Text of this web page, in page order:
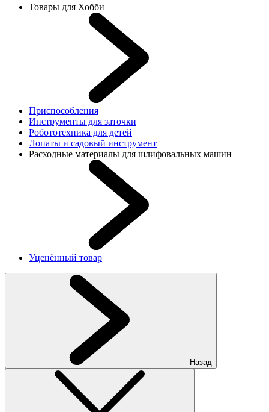
Товары для Хобби
Приспособления
Инструменты для заточки
Робототехника для детей
Лопаты и садовый инструмент
Расходные материалы для шлифовальных машин
Уценённый товар
Назад